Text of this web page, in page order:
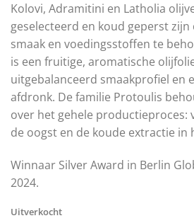
€150.00.
Kolovi, Adramitini en Latholia
geselecteerd en koud geperst
smaak en voedingsstoffen te
is een fruitige, aromatische
uitgebalanceerd smaakprofiel en
afdronk. De familie Protoulis
over het gehele productieproces:
de oogst en de koude extractie in
Winnaar Silver Award in Berlin
2024.
Uitverkocht